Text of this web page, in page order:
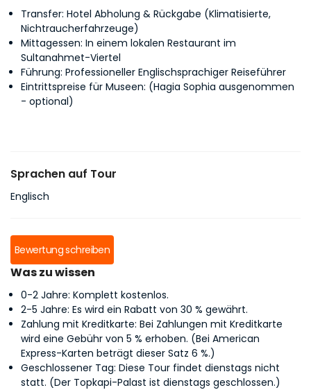
Transfer: Hotel Abholung & Rückgabe (Klimatisierte,
Nichtraucherfahrzeuge)
Mittagessen: In einem lokalen Restaurant im
Sultanahmet-Viertel
Führung: Professioneller Englischsprachiger Reiseführer
Eintrittspreise für Museen: (Hagia Sophia ausgenommen
- optional)
Sprachen auf Tour
Englisch
Bewertung schreiben
Was zu wissen
0-2 Jahre: Komplett kostenlos.
2-5 Jahre: Es wird ein Rabatt von 30 % gewährt.
Zahlung mit Kreditkarte: Bei Zahlungen mit Kreditkarte
wird eine Gebühr von 5 % erhoben. (Bei American
Express-Karten beträgt dieser Satz 6 %.)
Geschlossener Tag: Diese Tour findet dienstags nicht
statt. (Der Topkapi-Palast ist dienstags geschlossen.)